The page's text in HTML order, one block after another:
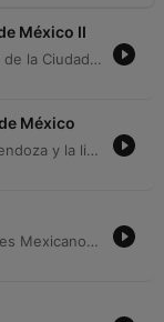
México II
Este episodio analiza la vulnerabilidad sísmica de la Ciudad de México y su compleja historia de desastres naturales. Se explora cómo la construcción sobre un lecho lacustre y la alteración de los sistemas de ingeniería prehispánicos tras la conquista derivaron en crisis sanitarias, inundaciones catastróficas como el Diluvio de San Mateo y epidemias devastadoras que diezmaron la población. Además, se contrastan las cosmovisiones sobre elementos como el color negro y se examinan los presagios descritos en los códices. El recorrido culmina con el impacto de los terremotos históricos en la estabilidad del suelo y la leyenda de un misterioso hallazgo en las catacumbas de la Catedral.
México
En esta nueva serie, el profesor Francisco Mendoza y la licenciada Doris exploran cómo las catástrofes naturales han moldeado la historia de México. A través de un análisis científico e histórico, se examina el impacto de fenómenos como la erupción del volcán Xitle, el deslave del Peñón Viejo y los sismos en el asentamiento de civilizaciones y la arquitectura mesoamericana. El episodio también aborda las adaptaciones humanas ante desastres naturales, desde obras hidráulicas de Nezahualcóyotl hasta la resistencia sísmica en Oaxaca. Finalmente, se reflexiona sobre las crisis demográficas provocadas por sequías y epidemias tras la conquista, concluyendo con una dinámica de preguntas y respuestas para la audiencia.
En este episodio final de la serie sobre Códices Mexicanos, el profesor Francisco Mendoza analiza el proceso de pérdida y sustracción de documentos históricos durante la conquista y la época colonial. Se explora cómo estos objetos llegaron a Europa como curiosidades exóticas, generando teorías erróneas sobre su origen, y cómo la transición a la escritura con caracteres latinos permitió a las comunidades reclamar derechos territoriales. Asimismo, se aborda la evolución de las clases sociales en el virreinato y la importancia de los códices como documentos de propiedad y genealogía. El episodio concluye reflexionando sobre la labor de preservación del patrimonio frente a las crisis históricas, como las Leyes de Reforma, y destaca el descubrimiento de elementos silábicos en los glifos.